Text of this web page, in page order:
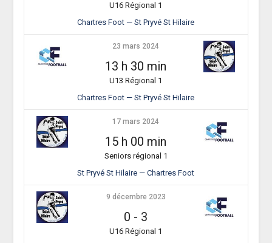
U16 Régional 1
Chartres Foot — St Pryvé St Hilaire
23 mars 2024
13 h 30 min
U13 Régional 1
Chartres Foot — St Pryvé St Hilaire
17 mars 2024
15 h 00 min
Seniors régional 1
St Pryvé St Hilaire — Chartres Foot
9 décembre 2023
0 - 3
U16 Régional 1